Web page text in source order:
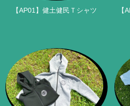
【AP01】健土健民Ｔシャツ
【